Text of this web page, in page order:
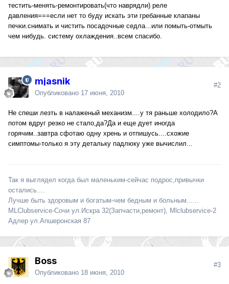
тестить-менять-ремонтировать(что наврядли) реле
давления===если нет то буду искать эти гребанные клапаны
печки.снимать и чистить посадочные седла...или помыть-отмыть
чем нибудь. систему охлаждения..всем спасибо.
mjasnik
Опубликовано 17 июня, 2010
#2
Не спеши лезть в налаженый механизм....у тя раньше холодило?А
потом вдруг резко не стало,да?Да и еще дует иногда
горячим..завтра сфотаю одну хрень и отпишусь....схожие
симптомы-только я эту детальку падлюку уже вычислил...
Так я выглядел когда был маленьким-сейчас подрос,привычки
остались....
Лучше быть здоровым и богатым-чем бедным и больным......
MLClubservice-Сочи ул.Искра 32(Запчасти,ремонт), Mlclubservice-2
Адлер ул.Апшеронская 87
Boss
Опубликовано 18 июня, 2010
#3